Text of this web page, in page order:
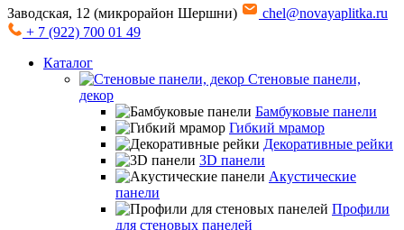
Заводская, 12 (микрорайон Шершни)
chel@novayaplitka.ru
+ 7 (922) 700 01 49
Каталог
Стеновые панели,
декор
Бамбуковые панели
Гибкий мрамор
Декоративные рейки
3D панели
Акустические
панели
Профили
для стеновых панелей